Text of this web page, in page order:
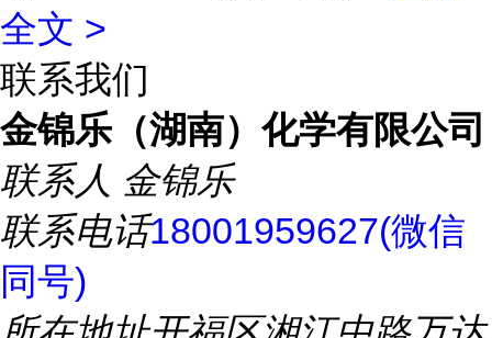
全文 >
联系我们
金锦乐（湖南）化学有限公司
联系人 金锦乐
联系电话18001959627(微信
同号)